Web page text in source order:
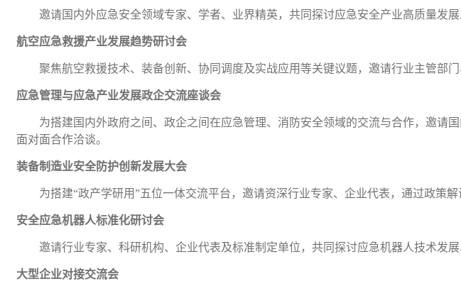
邀请国内外应急安全领域专家、学者、业界精英，共同探讨应急安全产业高质量发展
航空应急救援产业发展趋势研讨会
聚焦航空救援技术、装备创新、协同调度及实战应用等关键议题，邀请行业主管部
应急管理与应急产业发展政企交流座谈会
为搭建国内外政府之间、政企之间在应急管理、消防安全领域的交流与合作，邀请
面对面合作洽谈。
装备制造业安全防护创新发展大会
为搭建“政产学研用”五位一体交流平台，邀请资深行业专家、企业代表，通过政策
安全应急机器人标准化研讨会
邀请行业专家、科研机构、企业代表及标准制定单位，共同探讨应急机器人技术发
大型企业对接交流会